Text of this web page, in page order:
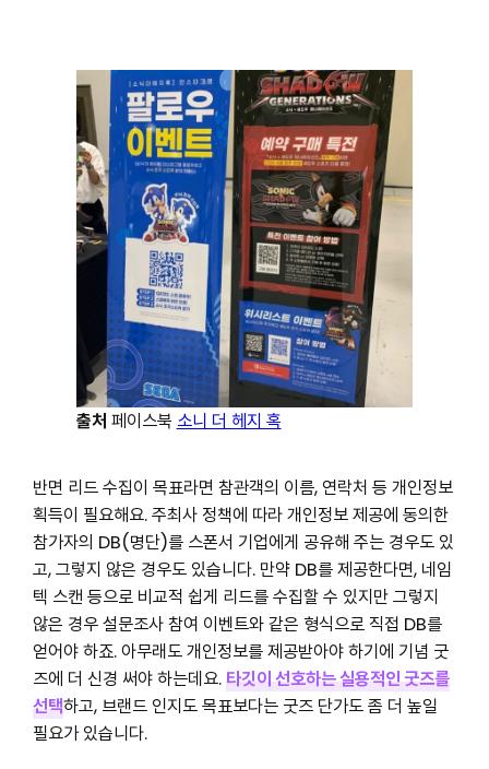
출처 페이스북 소니 더 헤지 혹
반면 리드 수집이 목표라면 참관객의 이름, 연락처 등 개인정보
획득이 필요해요. 주최사 정책에 따라 개인정보 제공에 동의한
참가자의 DB(명단)를 스폰서 기업에게 공유해 주는 경우도 있
고, 그렇지 않은 경우도 있습니다. 만약 DB를 제공한다면, 네임
텍 스캔 등으로 비교적 쉽게 리드를 수집할 수 있지만 그렇지
않은 경우 설문조사 참여 이벤트와 같은 형식으로 직접 DB를
얻어야 하죠. 아무래도 개인정보를 제공받아야 하기에 기념 굿
즈에 더 신경 써야 하는데요.타깃이 선호하는 실용적인 굿즈를
선택하고, 브랜드 인지도 목표보다는 굿즈 단가도 좀 더 높일
필요가 있습니다.